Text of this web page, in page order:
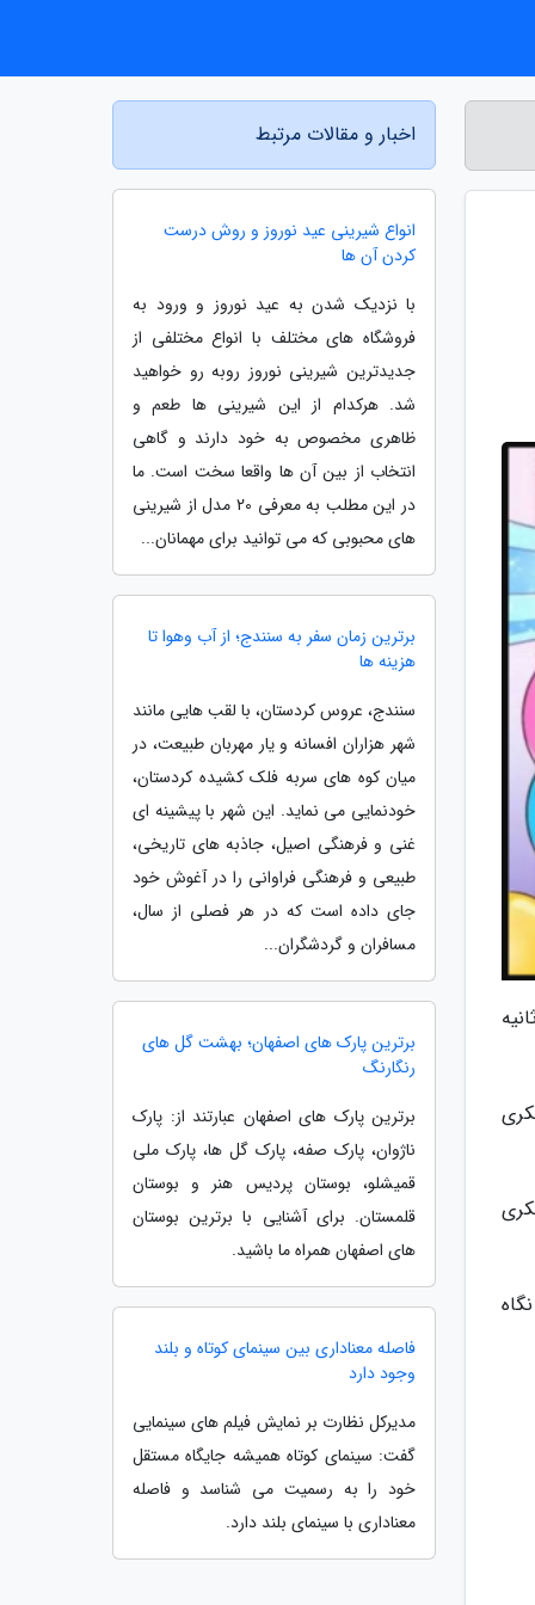
شده در تصویر جشن تولد را، پیدا کنید. آیا می توانید اشتباه را در 5 ثانیه
نگاه
اخبار و مقالات مرتبط
انواع شیرینی عید نوروز و روش درست
کردن آن ها
با نزدیک شدن به عید نوروز و ورود به
فروشگاه های مختلف با انواع مختلفی از
جدیدترین شیرینی نوروز روبه رو خواهید
شد. هرکدام از این شیرینی ها طعم و
ظاهری مخصوص به خود دارند و گاهی
انتخاب از بین آن ها واقعا سخت است. ما
در این مطلب به معرفی 20 مدل از شیرینی
های محبوبی که می توانید برای مهمانان...
برترین زمان سفر به سنندج؛ از آب وهوا تا
هزینه ها
سنندج، عروس کردستان، با لقب هایی مانند
شهر هزاران افسانه و یار مهربان طبیعت، در
میان کوه های سربه فلک کشیده کردستان،
خودنمایی می نماید. این شهر با پیشینه ای
غنی و فرهنگی اصیل، جاذبه های تاریخی،
طبیعی و فرهنگی فراوانی را در آغوش خود
جای داده است که در هر فصلی از سال،
مسافران و گردشگران...
برترین پارک های اصفهان؛ بهشت گل های
رنگارنگ
برترین پارک های اصفهان عبارتند از: پارک
ناژوان، پارک صفه، پارک گل ها، پارک ملی
قمیشلو، بوستان پردیس هنر و بوستان
قلمستان. برای آشنایی با برترین بوستان
های اصفهان همراه ما باشید.
فاصله معناداری بین سینمای کوتاه و بلند
وجود دارد
مدیرکل نظارت بر نمایش فیلم های سینمایی
گفت: سینمای کوتاه همیشه جایگاه مستقل
خود را به رسمیت می شناسد و فاصله
معناداری با سینمای بلند دارد.